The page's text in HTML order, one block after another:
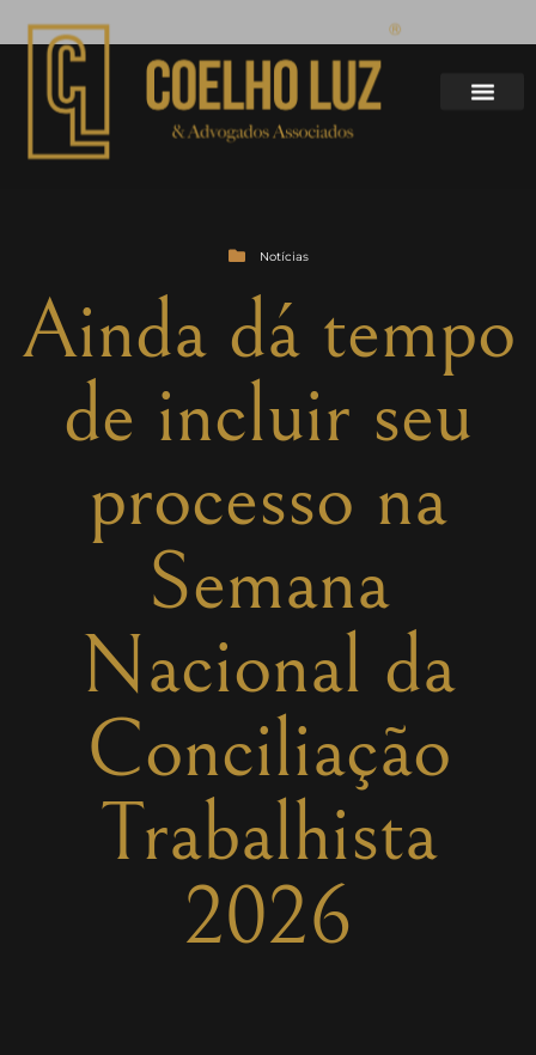
Notícias
Ainda dá tempo
de incluir seu
processo na
Semana
Nacional da
Conciliação
Trabalhista
2026